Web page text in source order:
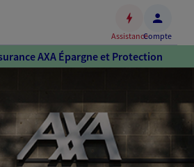
Accéder
au
Accéder
au
pied
de
AssistanceCompte
AXA Épargne et Protection